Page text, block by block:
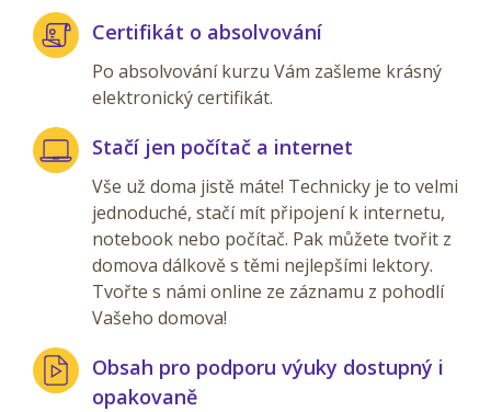
Certifikát o absolvování
Po absolvování kurzu Vám zašleme krásný
elektronický certifikát.
Stačí jen počítač a internet
Vše už doma jistě máte! Technicky je to velmi
jednoduché, stačí mít připojení k internetu,
notebook nebo počítač. Pak můžete tvořit z
domova dálkově s těmi nejlepšími lektory.
Tvořte s námi online ze záznamu z pohodlí
Vašeho domova!
Obsah pro podporu výuky dostupný i
opakovaně